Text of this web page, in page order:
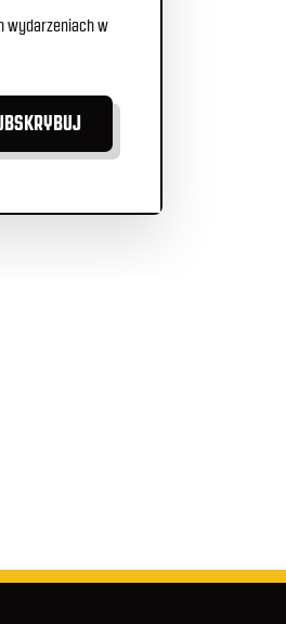
wydarzeniach w